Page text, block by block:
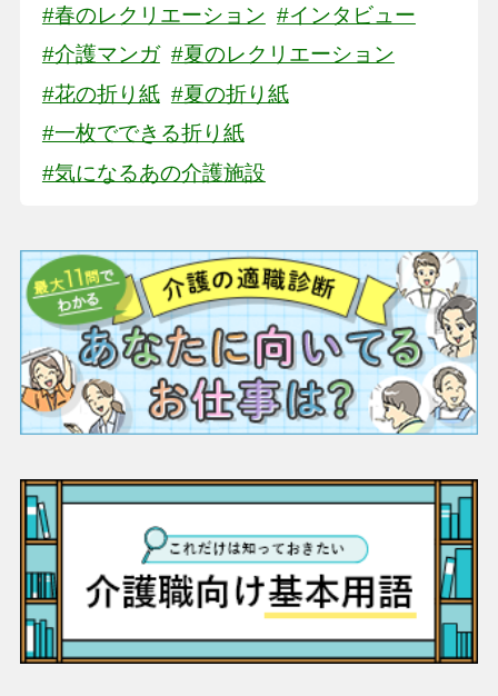
#春のレクリエーション #インタビュー
#介護マンガ #夏のレクリエーション
#花の折り紙 #夏の折り紙
#一枚でできる折り紙
#気になるあの介護施設